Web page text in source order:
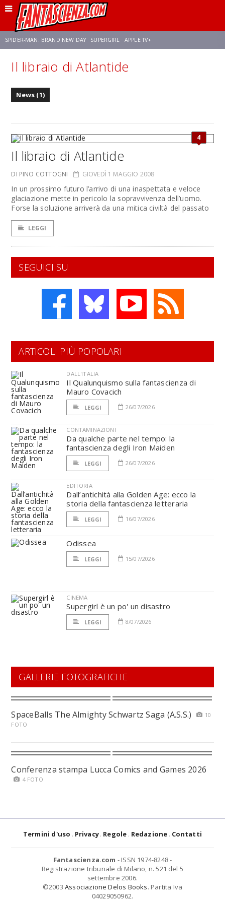
SPIDER-MAN: BRAND NEW DAY SUPERGIRL APPLE TV+
FRANCO RICCIARDIELLO ZENDAYA STAR TREK
Il libraio di Atlantide
News (1)
4
Il libraio di Atlantide
DI PINO COTTOGNI GIOVEDÌ 1 MAGGIO 2008
In un prossimo futuro l’arrivo di una inaspettata e veloce
glaciazione mette in pericolo la sopravvivenza dell’uomo.
Forse la soluzione arriverà da una mitica civiltà del passato
LEGGI
SEGUICI SU
ARTICOLI PIÙ POPOLARI
DALL'ITALIA
Il Qualunquismo sulla fantascienza di
Mauro Covacich
LEGGI 26/07/2026
CONTAMINAZIONI
Da qualche parte nel tempo: la
fantascienza degli Iron Maiden
LEGGI 26/07/2026
EDITORIA
Dall’antichità alla Golden Age: ecco la
storia della fantascienza letteraria
LEGGI 16/07/2026
Odissea
LEGGI 15/07/2026
CINEMA
Supergirl è un po' un disastro
LEGGI 8/07/2026
GALLERIE FOTOGRAFICHE
SpaceBalls The Almighty Schwartz Saga (A.S.S.)
10
FOTO
Conferenza stampa Lucca Comics and Games 2026
4 FOTO
Termini d'uso Privacy Regole Redazione Contatti
Fantascienza.com - ISSN 1974-8248 -
Registrazione tribunale di Milano, n. 521 del 5
settembre 2006.
©2003 Associazione Delos Books. Partita Iva
04029050962.